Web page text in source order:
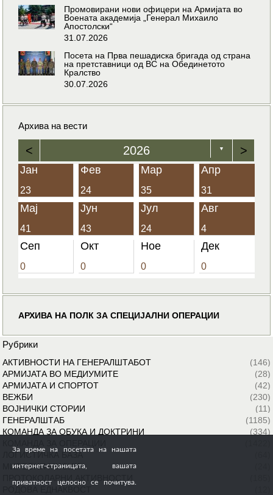
Промовирани нови офицери на Армијата во
Воената академија „Генерал Михаило
Апостолски“
31.07.2026
Посета на Прва пешадиска бригада од страна
на претставници од ВС на Обединетото
Кралство
30.07.2026
Архива на вести
< 2026 ▼ >
Јан
23
Фев
24
Мар
35
Апр
31
Мај
41
Јун
43
Јул
24
Авг
4
Сеп
0
Окт
0
Ное
0
Дек
0
АРХИВА НА ПОЛК ЗА СПЕЦИЈАЛНИ ОПЕРАЦИИ
Рубрики
АКТИВНОСТИ НА ГЕНЕРАЛШТАБОТ
(146)
АРМИЈАТА ВО МЕДИУМИТЕ
(28)
АРМИЈАТА И СПОРТОТ
(42)
ВЕЖБИ
(230)
ВОЈНИЧКИ СТОРИИ
(11)
ГЕНЕРАЛШТАБ
(1185)
КОМАНДА ЗА ОБУКА И ДОКТРИНИ
(334)
ЛОГИСТИЧКА БАЗА
МИРОВНИ МИСИИ
За време на посетата на нашата
интернет-страницата, вашата
приватност целосно се почитува.